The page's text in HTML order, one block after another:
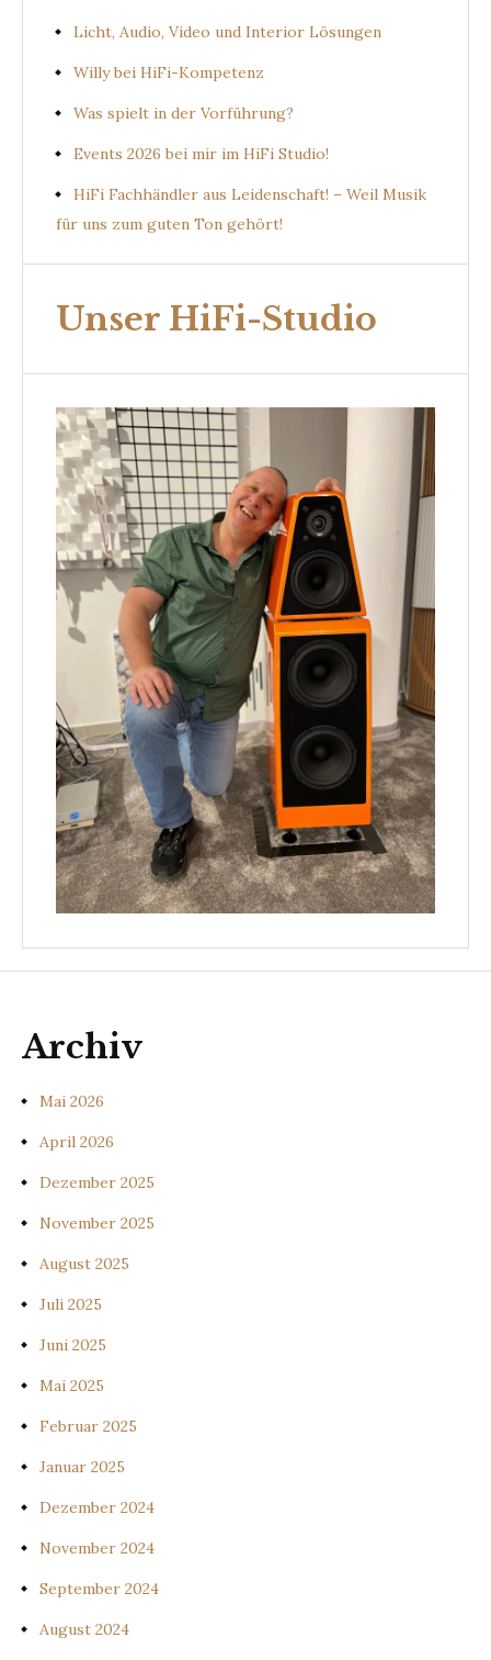
Licht, Audio, Video und Interior Lösungen
Willy bei HiFi-Kompetenz
Was spielt in der Vorführung?
Events 2026 bei mir im HiFi Studio!
HiFi Fachhändler aus Leidenschaft! – Weil Musik
für uns zum guten Ton gehört!
Unser HiFi-Studio
Archiv
Mai 2026
April 2026
Dezember 2025
November 2025
August 2025
Juli 2025
Juni 2025
Mai 2025
Februar 2025
Januar 2025
Dezember 2024
November 2024
September 2024
August 2024